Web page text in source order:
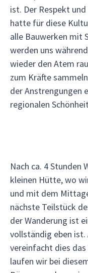
ist. Der Respekt
hatte für diese
alle Bauwerken mit
werden uns
wieder den Atem
zum Kräfte
der Anstrengungen
regionalen
Nach ca. 4 Stunden
kleinen Hütte, wo
und mit dem
nächste Teilstück
der Wanderung ist
vollständig eben ist.
vereinfacht dies
laufen wir bei